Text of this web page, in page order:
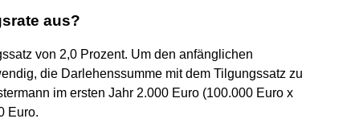
aus?
von 2,0 Prozent. Um den anfänglichen
die Darlehenssumme mit dem Tilgungssatz zu
im ersten Jahr 2.000 Euro (100.000 Euro x
Euro.